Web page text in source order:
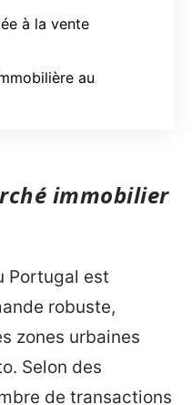
à la vente
au
immobilier
Portugal est
robuste,
zones urbaines
Selon des
de transactions